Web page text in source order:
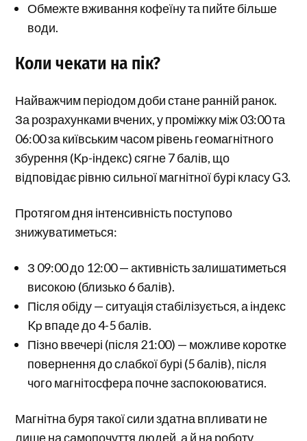
Обмежте вживання кофеїну та пийте більше
води.
Коли чекати на пік?
Найважчим періодом доби стане ранній ранок.
За розрахунками вчених, у проміжку між 03:00 та
06:00 за київським часом рівень геомагнітного
збурення (Kp-індекс) сягне 7 балів, що
відповідає рівню сильної магнітної бурі класу G3.
Протягом дня інтенсивність поступово
знижуватиметься:
З 09:00 до 12:00 — активність залишатиметься
високою (близько 6 балів).
Після обіду — ситуація стабілізується, а індекс
Kp впаде до 4-5 балів.
Пізно ввечері (після 21:00) — можливе коротке
повернення до слабкої бурі (5 балів), після
чого магнітосфера почне заспокоюватися.
Магнітна буря такої сили здатна впливати не
лише на самопочуття людей, а й на роботу